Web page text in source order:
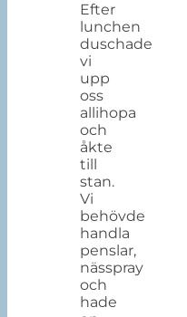
Efter
lunchen
duschade
vi
upp
oss
allihopa
och
åkte
till
stan.
Vi
behövde
handla
penslar,
nässpray
och
hade